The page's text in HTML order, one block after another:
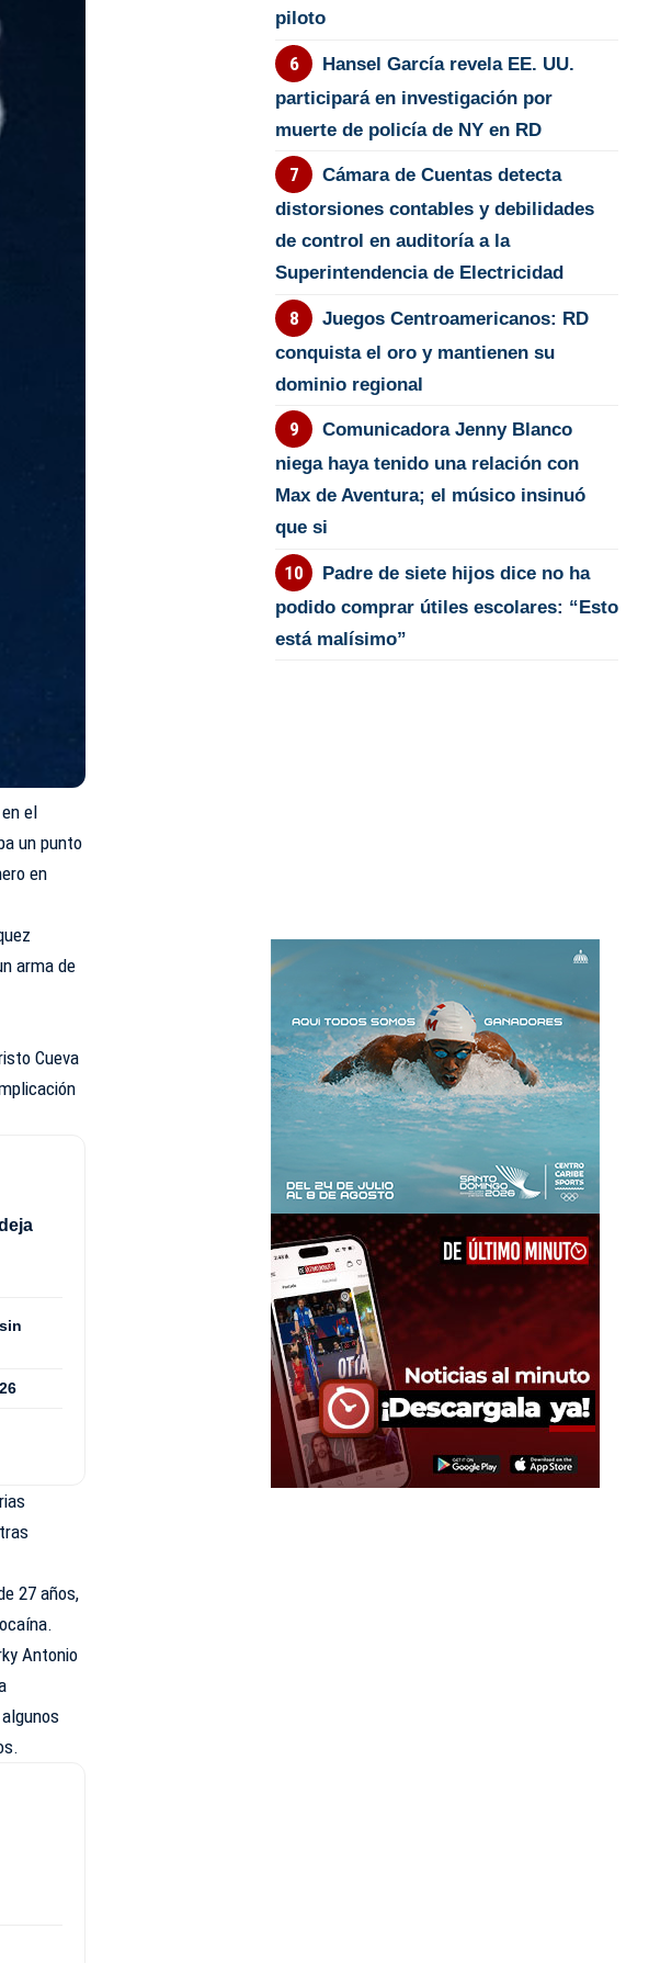
el
un punto
en
arma de
Cueva
27 años,
Antonio
piloto
Hansel García revela EE. UU.
participará en investigación por
muerte de policía de NY en RD
Cámara de Cuentas detecta
distorsiones contables y debilidades
de control en auditoría a la
Superintendencia de Electricidad
Juegos Centroamericanos: RD
conquista el oro y mantienen su
dominio regional
Comunicadora Jenny Blanco
niega haya tenido una relación con
Max de Aventura; el músico insinuó
que si
Padre de siete hijos dice no ha
podido comprar útiles escolares: “Esto
está malísimo”